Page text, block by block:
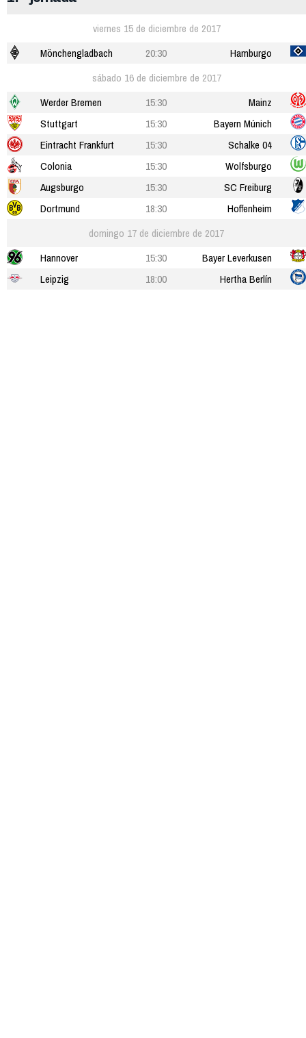
viernes 15 de diciembre de 2017
Mönchengladbach
20:30
Hamburgo
sábado 16 de diciembre de 2017
Werder Bremen
15:30
Mainz
Stuttgart
15:30
Bayern Múnich
Eintracht Frankfurt
15:30
Schalke 04
Colonia
15:30
Wolfsburgo
Augsburgo
15:30
SC Freiburg
Dortmund
18:30
Hoffenheim
domingo 17 de diciembre de 2017
Hannover
15:30
Bayer Leverkusen
Leipzig
18:00 Hertha Berlín